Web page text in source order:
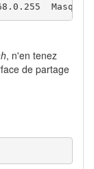
, n'en tenez
de partage